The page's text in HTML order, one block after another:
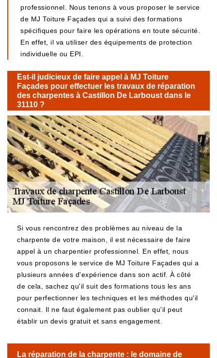
professionnel. Nous tenons à vous proposer le service
de MJ Toiture Façades qui a suivi des formations
spécifiques pour faire les opérations en toute sécurité.
En effet, il va utiliser des équipements de protection
individuelle ou EPI.
Est-il judicieux de faire appel à MJ Toiture
Façades pour effectuer les travaux de réparation
des charpentes à Castillon De Larboust dans le
31110 ?
Si vous rencontrez des problèmes au niveau de la
charpente de votre maison, il est nécessaire de faire
appel à un charpentier professionnel. En effet, nous
vous proposons le service de MJ Toiture Façades qui a
plusieurs années d'expérience dans son actif. À côté
de cela, sachez qu'il suit des formations tous les ans
pour perfectionner les techniques et les méthodes qu'il
connait. Il ne faut également pas oublier qu'il peut
établir un devis gratuit et sans engagement.
La réparation de la charpente : le domaine de